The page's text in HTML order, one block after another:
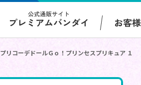
公式通販サイト
プレミアムバンダイ お客
プリコーデドールＧｏ！プリンセスプリキュア １